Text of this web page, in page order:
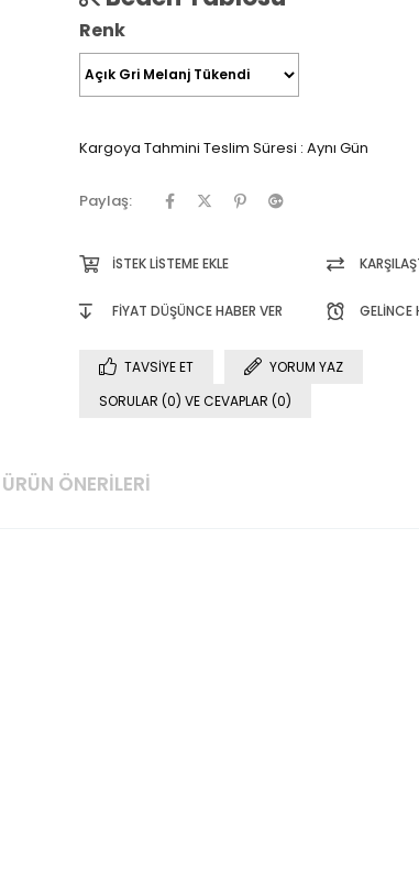
Renk
Kargoya Tahmini Teslim Süresi : Aynı Gün
Paylaş:
İSTEK LISTEME EKLE
FIYAT DÜŞÜNCE HABER VER GELINCE
TAVSIYE ET
YORUM YAZ
SORULAR (0) VE CEVAPLAR (0)
ÜRÜN ÖNERILERI